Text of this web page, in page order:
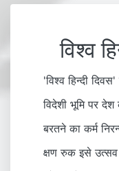
विश्व
'विश्व हिन्दी
विदेशी भूमि पर
बरतने का कर्म
क्षण रुक इसे उत्सव